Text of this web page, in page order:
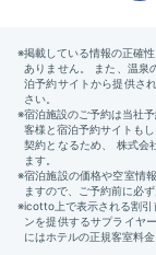
Morning
08:00
朝風呂でさ
露天風呂で